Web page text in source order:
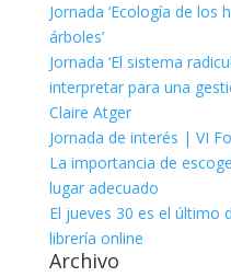
Jornada ‘Ecología de
árboles’
Jornada ‘El sistema
interpretar para una
Claire Atger
Jornada de interés | VI
La importancia de
lugar adecuado
El jueves 30 es el último
librería online
Archivo